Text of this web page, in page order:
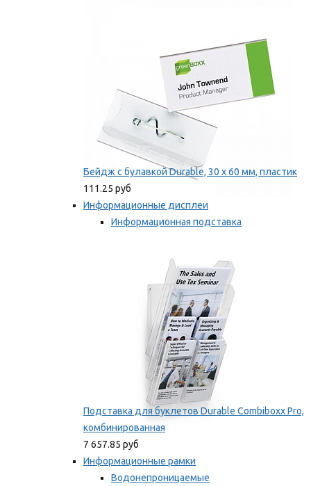
Бейдж с булавкой Durable, 30 х 60 мм, пластик
111.25 руб
Информационные дисплеи
Информационная подставка
Подставка для буклетов Durable Combiboxx Pro,
комбинированная
7 657.85 руб
Информационные рамки
Водонепроницаемые